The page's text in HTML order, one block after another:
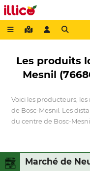
Les produits
Mesnil
Voici les producteurs,
de Bosc-Mesnil. Les
du centre de Bosc-
Marché de